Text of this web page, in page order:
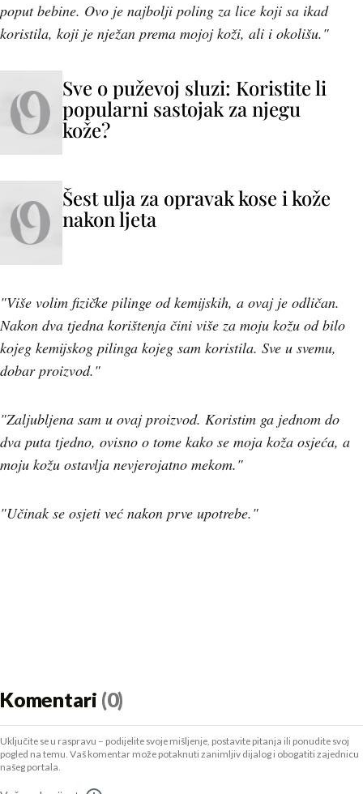
poput bebine. Ovo je najbolji poling za lice koji sa ikad
koristila, koji je nježan prema mojoj koži, ali i okolišu."
Sve o puževoj sluzi: Koristite li
popularni sastojak za njegu
kože?
Šest ulja za opravak kose i kože
nakon ljeta
"Više volim fizičke pilinge od kemijskih, a ovaj je odličan.
Nakon dva tjedna korištenja čini više za moju kožu od bilo
kojeg kemijskog pilinga kojeg sam koristila. Sve u svemu,
dobar proizvod."
"Zaljubljena sam u ovaj proizvod. Koristim ga jednom do
dva puta tjedno, ovisno o tome kako se moja koža osjeća, a
moju kožu ostavlja nevjerojatno mekom."
"Učinak se osjeti već nakon prve upotrebe."
Komentari (0)
Uključite se u raspravu – podijelite svoje mišljenje, postavite pitanja ili ponudite svoj
pogled na temu. Vaš komentar može potaknuti zanimljiv dijalog i obogatiti zajednicu
našeg portala.